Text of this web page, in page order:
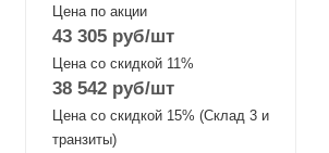
Цена по акции
43 305руб/шт
Цена со скидкой 11%
38 542руб/шт
Цена со скидкой 15% (Склад 3 и
транзиты)